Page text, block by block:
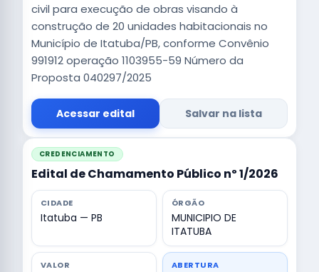
civil para execução de obras visando à
construção de 20 unidades habitacionais no
Município de Itatuba/PB, conforme Convênio
991912 operação 1103955-59 Número da
Proposta 040297/2025
Acessar edital Salvar na lista
CREDENCIAMENTO
Edital de Chamamento Público nº 1/2026
CIDADE
Itatuba — PB
ÓRGÃO
MUNICIPIO DE
ITATUBA
VALOR ABERTURA